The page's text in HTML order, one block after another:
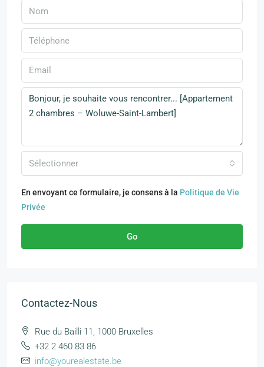
Sélectionner
En envoyant ce formulaire, je consens à la Politique de Vie
Privée
Go
Contactez-Nous
Rue du Bailli 11, 1000 Bruxelles
+32 2 460 83 86
info@yourealestate.be